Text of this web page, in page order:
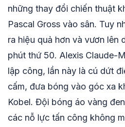
những thay đổi chiến thuật
Pascal Gross vào sân. Tuy
ra hiệu quả hơn và vươn lên
phút thứ 50. Alexis Claude-
lập công, lần này là cú dứt
cấm, đưa bóng vào góc xa
Kobel. Đội bóng áo vàng
các nỗ lực tấn công không